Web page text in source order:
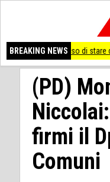
BREAKING NEWS
di stare dalla parte
(PD)
firmi il
Comuni